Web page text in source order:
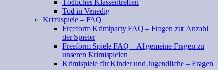
Tödliches Klassentreffen
Tod in Venedig
Krimispiele – FAQ
Freeform Krimiparty FAQ – Fragen zur Anzahl
der Spieler
Freeform Spiele FAQ – Allgemeine Fragen zu
unseren Krimispielen
Krimispiele für Kinder und Jugendliche – Fragen